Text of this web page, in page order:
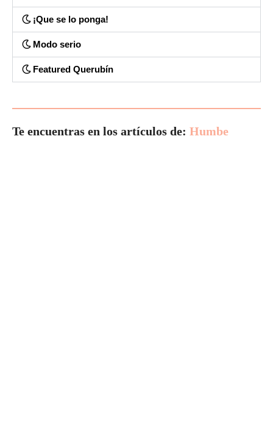
¡Que se lo ponga!
Modo serio
Featured Querubín
Te encuentras en los artículos de: Humbe